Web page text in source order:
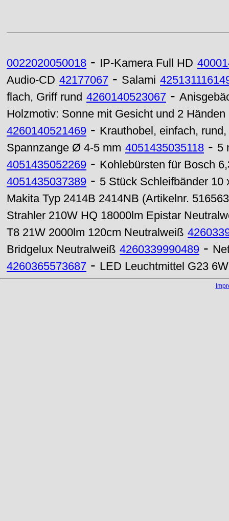
0022020050018 - IP-Kamera Full HD
Audio-CD 42177067 - Salami
flach, Griff rund 4260140523067 -
Holzmotiv: Sonne mit Gesicht und 2 Händen
4260140521469 - Krauthobel, einfach,
Spannzange Ø 4-5 mm 4051435035118 - 5
4051435052269 - Kohlebürsten für Bosch
4051435037389 - 5 Stück Schleifbänder 10
Makita Typ 2414B 2414NB (Artikelnr.
Strahler 210W HQ 18000lm Epistar
T8 21W 2000lm 120cm Neutralweiß
Bridgelux Neutralweiß 4260339990489 -
4260365573687 - LED Leuchtmittel G23